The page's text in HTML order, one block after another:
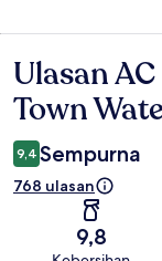
Ulasan
Ulasan
Town
9,4 Sempurna
768 ulasan
9,8